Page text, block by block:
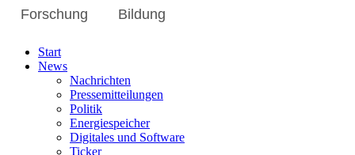
Forschung Bildung
Start
News
Nachrichten
Pressemitteilungen
Politik
Energiespeicher
Digitales und Software
Ticker